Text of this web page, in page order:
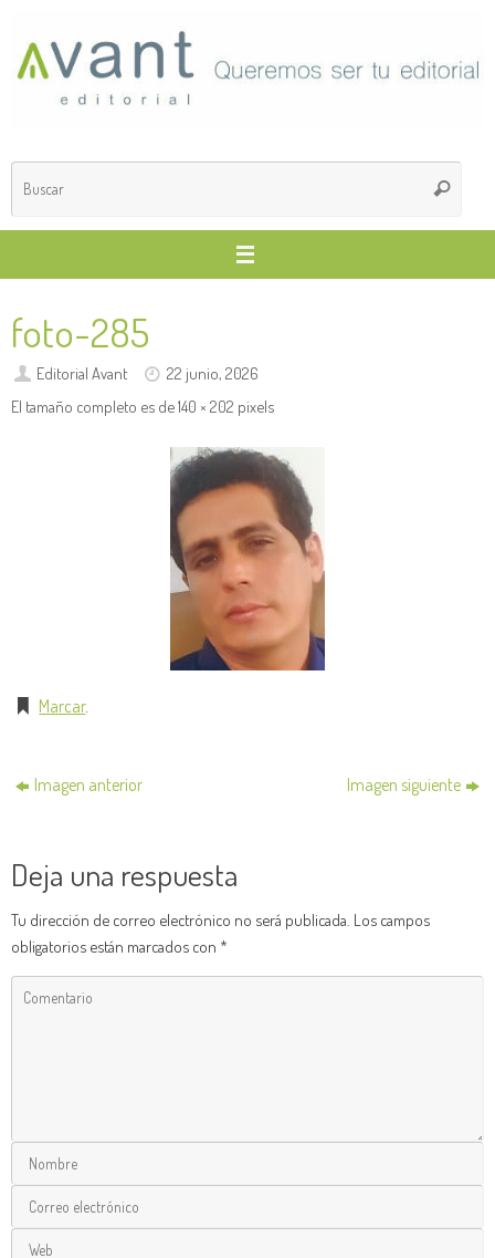
contenido
Buscar
foto-285
Editorial Avant
22 junio, 2026
El tamaño completo es de140 × 202 pixels
Marcar.
Imagen anterior Imagen siguiente
Deja una respuesta
Tu dirección de correo electrónico no será publicada. Los campos
obligatorios están marcados con *